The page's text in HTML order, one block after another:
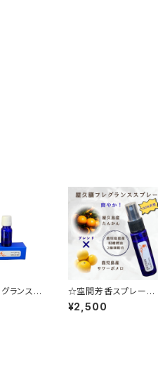
ランス
精油
空間芳
☆空間芳香スプレー☆
＜屋久膳フレグラン
ススプレー＞（30ml✖
¥2,500